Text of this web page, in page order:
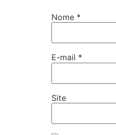
Nome *
E-mail *
Site